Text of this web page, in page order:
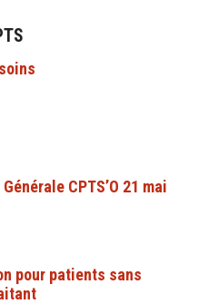
CPTS’O 21 mai
pour patients sans